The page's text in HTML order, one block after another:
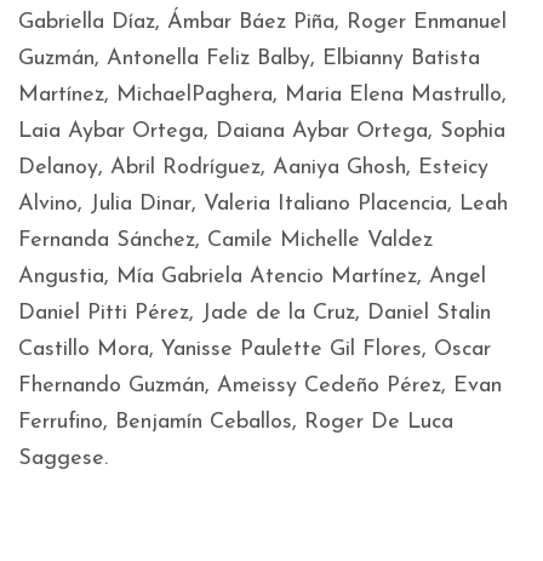
Gabriella Díaz, Ámbar Báez Piña, Roger Enmanuel
Guzmán, Antonella Feliz Balby, Elbianny Batista
Martínez, MichaelPaghera, Maria Elena Mastrullo,
Laia Aybar Ortega, Daiana Aybar Ortega, Sophia
Delanoy, Abril Rodríguez, Aaniya Ghosh, Esteicy
Alvino, Julia Dinar, Valeria Italiano Placencia, Leah
Fernanda Sánchez, Camile Michelle Valdez
Angustia, Mía Gabriela Atencio Martínez, Angel
Daniel Pitti Pérez, Jade de la Cruz, Daniel Stalin
Castillo Mora, Yanisse Paulette Gil Flores, Oscar
Fhernando Guzmán, Ameissy Cedeño Pérez, Evan
Ferrufino, Benjamín Ceballos, Roger De Luca
Saggese.